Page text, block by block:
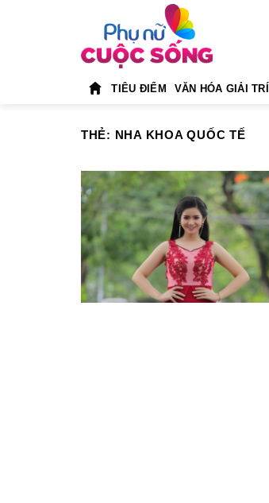
TIÊU ĐIỂM VĂN HÓA GIẢI TRÍ
THẺ: NHA KHOA QUỐC TẾ